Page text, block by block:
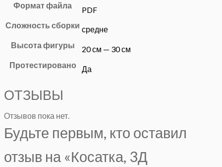
Формат файла
PDF
Сложность сборки средне
Высота фигуры
20 см — 30 см
Протестировано
Да
ОТЗЫВЫ
Отзывов пока нет.
Будьте первым, кто оставил
отзыв на «Косатка, 3Д